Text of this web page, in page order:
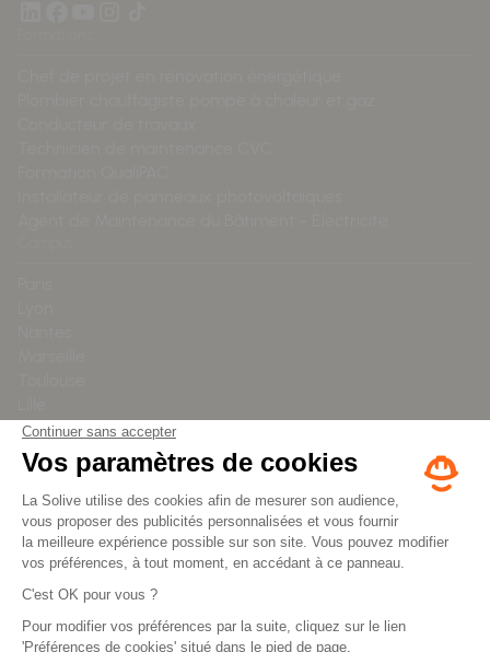
Distanciel
Ressources
Mission
Blog
Offre entreprise
Nous contacter
Presse
Mentions légales